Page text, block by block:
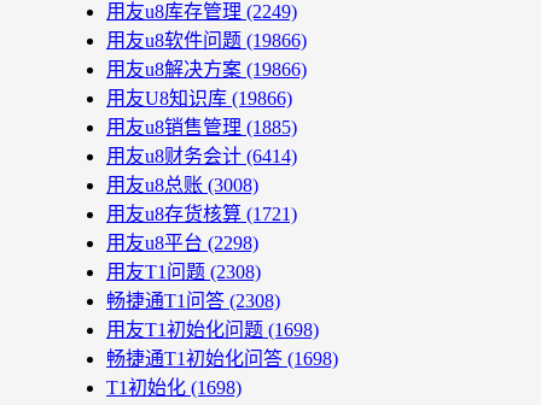
用友u8库存管理 (2249)
用友u8软件问题 (19866)
用友u8解决方案 (19866)
用友U8知识库 (19866)
用友u8销售管理 (1885)
用友u8财务会计 (6414)
用友u8总账 (3008)
用友u8存货核算 (1721)
用友u8平台 (2298)
用友T1问题 (2308)
畅捷通T1问答 (2308)
用友T1初始化问题 (1698)
畅捷通T1初始化问答 (1698)
T1初始化 (1698)